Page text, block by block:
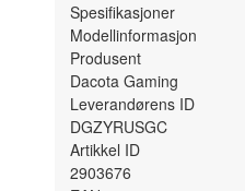
Spesifikasjoner
Modellinformasjon
Produsent
Dacota Gaming
Leverandørens ID
DGZYRUSGC
Artikkel ID
2903676